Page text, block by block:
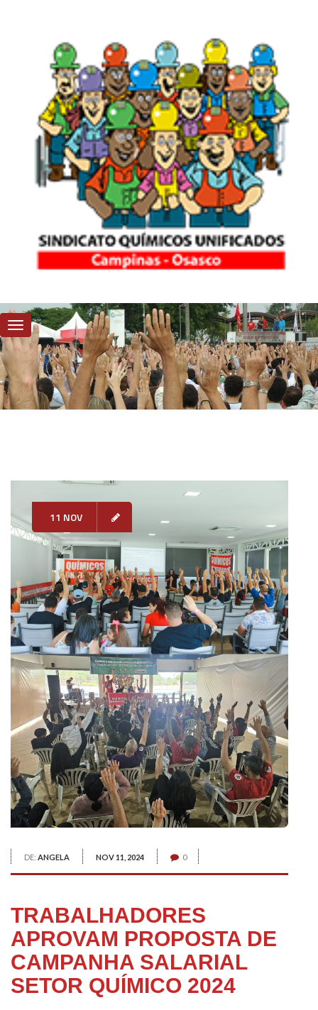
11 NOV
DE: ANGELA NOV 11, 2024 0
TRABALHADORES
APROVAM PROPOSTA DE
CAMPANHA SALARIAL
SETOR QUÍMICO 2024